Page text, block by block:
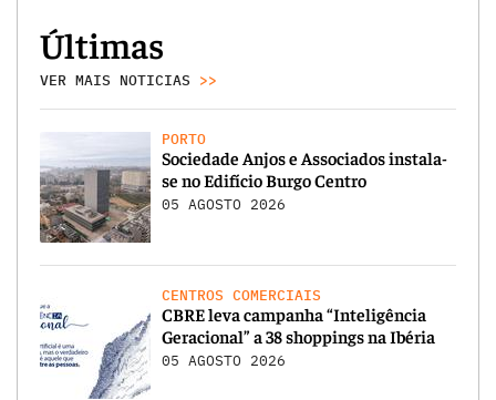
Últimas
VER MAIS NOTICIAS >>
PORTO
Sociedade Anjos e Associados instala-
se no Edifício Burgo Centro
05 AGOSTO 2026
CENTROS COMERCIAIS
CBRE leva campanha “Inteligência
Geracional” a 38 shoppings na Ibéria
05 AGOSTO 2026